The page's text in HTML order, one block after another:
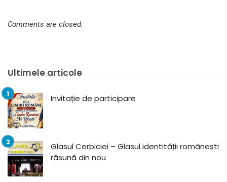
Comments are closed.
Ultimele articole
Invitație de participare
Glasul Cerbiciei – Glasul identității românești
răsună din nou